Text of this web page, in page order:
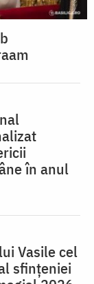
în anul
Vasile cel
sfințeniei